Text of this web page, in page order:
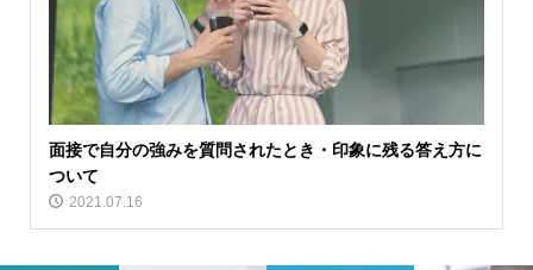
面接で自分の強みを質問されたとき・印象に残る答え方に
ついて
2021.07.16